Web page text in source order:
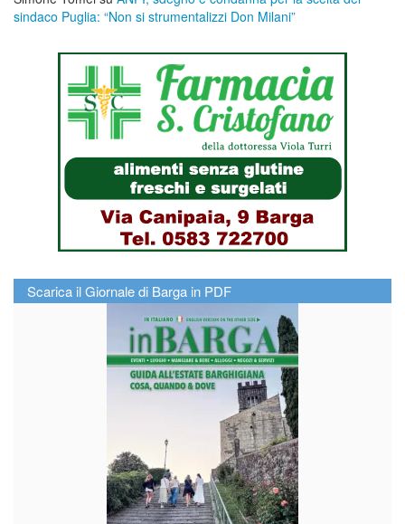
sindaco Puglia: “Non si strumentalizzi Don Milani”
Scarica il Giornale di Barga in PDF